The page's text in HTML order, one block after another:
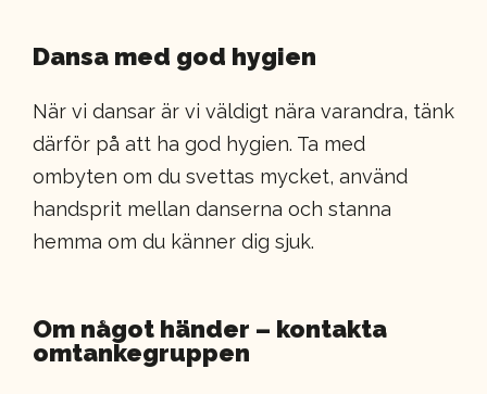
Dansa med god hygien
När vi dansar är vi väldigt nära varandra, tänk
därför på att ha god hygien. Ta med
ombyten om du svettas mycket, använd
handsprit mellan danserna och stanna
hemma om du känner dig sjuk.
Om något händer – kontakta
omtankegruppen